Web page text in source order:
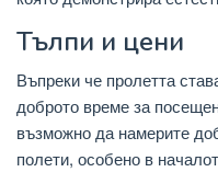
Тълпи и цени
Въпреки че пролетта
доброто време за
възможно да намерите
полети, особено в